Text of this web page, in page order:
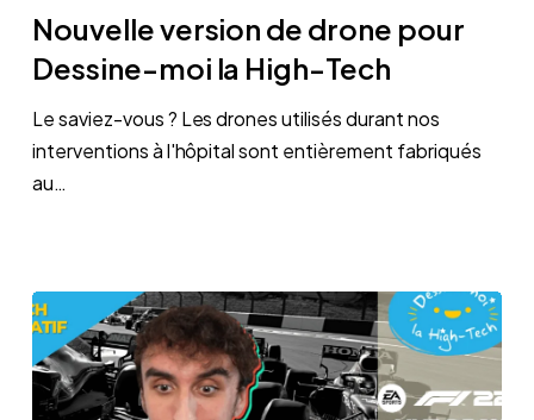
version
de
drone
pour
Dessine-
moi
Nouvelle version de drone pour
Dessine-moi la High-Tech
Le saviez-vous ? Les drones utilisés durant nos
interventions à l'hôpital sont entièrement fabriqués
au…